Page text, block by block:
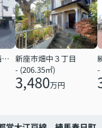
大里郡寄居町大字西ノ入 新座市畑中３丁目
- (206.35㎡)
3,480万円
-